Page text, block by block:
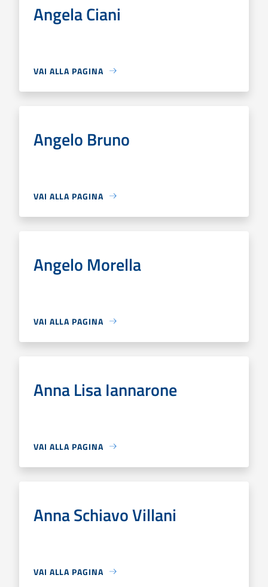
Angela Ciani
VAI ALLA PAGINA
Angelo Bruno
VAI ALLA PAGINA
Angelo Morella
VAI ALLA PAGINA
Anna Lisa Iannarone
VAI ALLA PAGINA
Anna Schiavo Villani
VAI ALLA PAGINA